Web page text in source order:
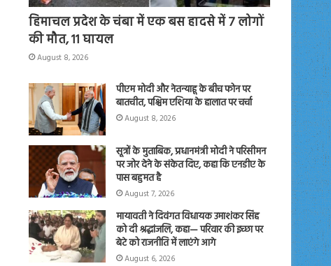
हिमाचल प्रदेश के चंबा में एक बस हादसे में 7 लोगों
की मौत, 11 घायल
August 8, 2026
पीएम मोदी और नेतन्याहू के बीच फोन पर
बातचीत, पश्चिम एशिया के हालात पर चर्चा
August 8, 2026
सूत्रों के मुताबिक, प्रधानमंत्री मोदी ने परिसीमन
पर जोर देने के संकेत दिए, कहा कि एनडीए के
पास बहुमत है
August 7, 2026
मायावती ने दिवंगत विधायक उमाशंकर सिंह
को दी श्रद्धांजलि, कहा— परिवार की इच्छा पर
बेटे को राजनीति में लाएंगे आगे
August 6, 2026